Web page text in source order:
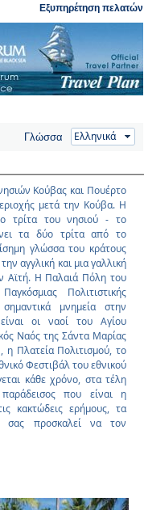
Εξυπηρέτηση πελατών
Γλώσσα
Κούβας και Πουέρτο
µετά την Κούβα. Η
τρίτα του νησιού - το
τα δύο τρίτα από το
γλώσσα του κράτους
αγγλική και µια γαλλική
Αϊτή. Η Παλαιά Πόλη του
Πολιτιστικής
µνηµεία στην
οι ναοί του Αγίου
Ναός της Σάντα Μαρίας
Πλατεία Πολιτισµού, το
Φεστιβάλ του εθνικού
κάθε χρόνο, στα τέλη
που είναι η
κακτώδεις ερήµους, τα
σας προσκαλεί να τον